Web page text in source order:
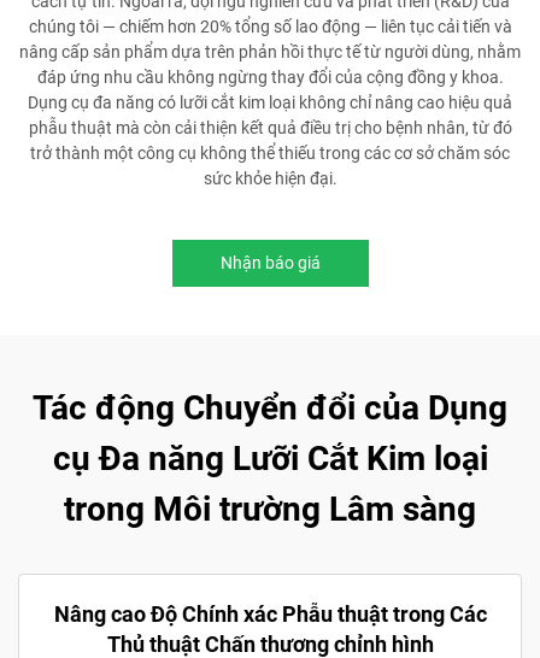
chúng tôi — chiếm hơn 20% tổng số lao động — liên tục cải tiến và
nâng cấp sản phẩm dựa trên phản hồi thực tế từ người dùng, nhằm
đáp ứng nhu cầu không ngừng thay đổi của cộng đồng y khoa.
Dụng cụ đa năng có lưỡi cắt kim loại không chỉ nâng cao hiệu quả
phẫu thuật mà còn cải thiện kết quả điều trị cho bệnh nhân, từ đó
trở thành một công cụ không thể thiếu trong các cơ sở chăm sóc
sức khỏe hiện đại.
Nhận báo giá
Tác động Chuyển đổi của Dụng
cụ Đa năng Lưỡi Cắt Kim loại
trong Môi trường Lâm sàng
Nâng cao Độ Chính xác Phẫu thuật trong Các
Thủ thuật Chấn thương chỉnh hình